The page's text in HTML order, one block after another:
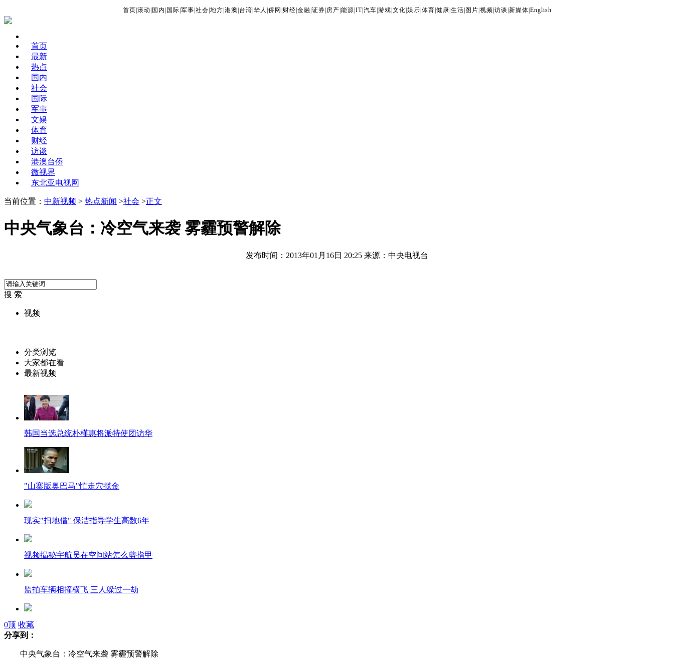
首页 滚动 国内 国际 军事 社会 地方 港澳 台湾 华人 侨网 财经 金融 证券 房产 能源 IT| 汽车 游戏 文化 娱乐 体育 健康 生活 图片 视频 访谈 新媒体 English
首页
最新
热点
国内
社会
国际
军事
文娱
体育
财经
访谈
港澳台侨
微视界
东北亚电视网
当前位置： 中新视频 > 热点新闻 >社会 >正文
中央气象台：冷空气来袭 雾霾预警解除
发布时间：2013年01月16日 20:25 来源：中央电视台
搜 索
视频
分类浏览
大家都在看
最新视频
韩国当选总统朴槿惠将派特使团访华
"山寨版奥巴马"忙走穴揽金
现实"扫地僧" 保洁指导学生高数6年
视频揭秘宇航员在空间站怎么剪指甲
监拍车辆相撞横飞 三人躲过一劫
贫困县75万奖拳王 称其他方面可省
西安为城市美观 停车方向必须向外
0顶 收藏
分享到：
中央气象台：冷空气来袭 雾霾预警解除